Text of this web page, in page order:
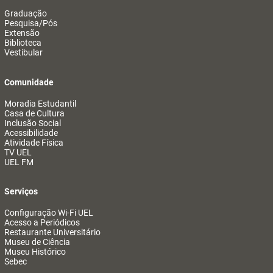
Graduação
Pesquisa/Pós
Extensão
Biblioteca
Vestibular
Comunidade
Moradia Estudantil
Casa de Cultura
Inclusão Social
Acessibilidade
Atividade Física
TV UEL
UEL FM
Serviços
Configuração Wi-Fi UEL
Acesso a Periódicos
Restaurante Universitário
Museu de Ciência
Museu Histórico
Sebec